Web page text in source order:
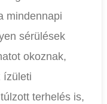
mindennapi
sérülések
okoznak,
ízületi
terhelés is,